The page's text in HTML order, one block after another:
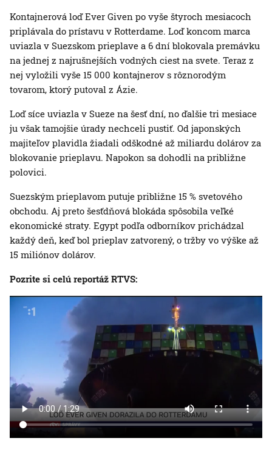
Kontajnerová loď Ever Given po vyše štyroch mesiacoch
priplávala do prístavu v Rotterdame. Loď koncom marca
uviazla v Suezskom prieplave a 6 dní blokovala premávku
na jednej z najrušnejších vodných ciest na svete. Teraz z
nej vyložili vyše 15 000 kontajnerov s rôznorodým
tovarom, ktorý putoval z Ázie.
Loď síce uviazla v Sueze na šesť dní, no ďalšie tri mesiace
ju však tamojšie úrady nechceli pustiť. Od japonských
majiteľov plavidla žiadali odškodné až miliardu dolárov za
blokovanie prieplavu. Napokon sa dohodli na približne
polovici.
Suezským prieplavom putuje približne 15 % svetového
obchodu. Aj preto šesťdňová blokáda spôsobila veľké
ekonomické straty. Egypt podľa odborníkov prichádzal
každý deň, keď bol prieplav zatvorený, o tržby vo výške až
15 miliónov dolárov.
Pozrite si celú reportáž RTVS: